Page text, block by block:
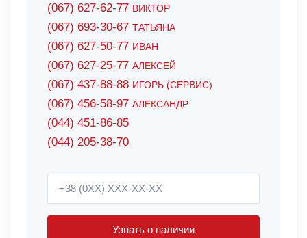
(067) 627-62-77 ВИКТОР
(067) 693-30-67 ТАТЬЯНА
(067) 627-50-77 ИВАН
(067) 627-25-77 АЛЕКСЕЙ
(067) 437-88-88 ИГОРЬ (СЕРВИС)
(067) 456-58-97 АЛЕКСАНДР
(044) 451-86-85
(044) 205-38-70
Узнать о наличии